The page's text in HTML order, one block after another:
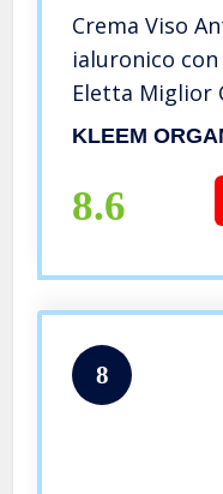
Crema Viso
ialuronico
Eletta Miglior
Donna e
Acido
KLEEM
8.6
8